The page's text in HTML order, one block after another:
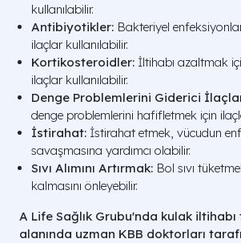
kullanılabilir.
Antibiyotikler: Bakteriyel
ilaçlar kullanılabilir.
Kortikosteroidler: İltihabı azaltmak
ilaçlar kullanılabilir.
Denge Problemlerini Giderici
denge problemlerini hafifletmek için
İstirahat: İstirahat etmek, vücudun
savaşmasına yardımcı olabilir.
Sıvı Alımını Artırmak: Bol sıvı
kalmasını önleyebilir.
A Life Sağlık Grubu'nda kulak
alanında uzman KBB doktorları